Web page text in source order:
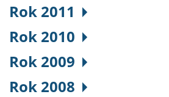
Rok 2011
Rok 2010
Rok 2009
Rok 2008